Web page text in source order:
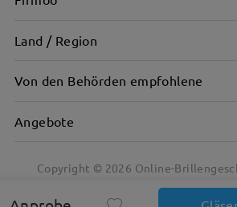
Land / Region
Von den Behörden empfohlene
Angebote
Copyright © 2026 Online-